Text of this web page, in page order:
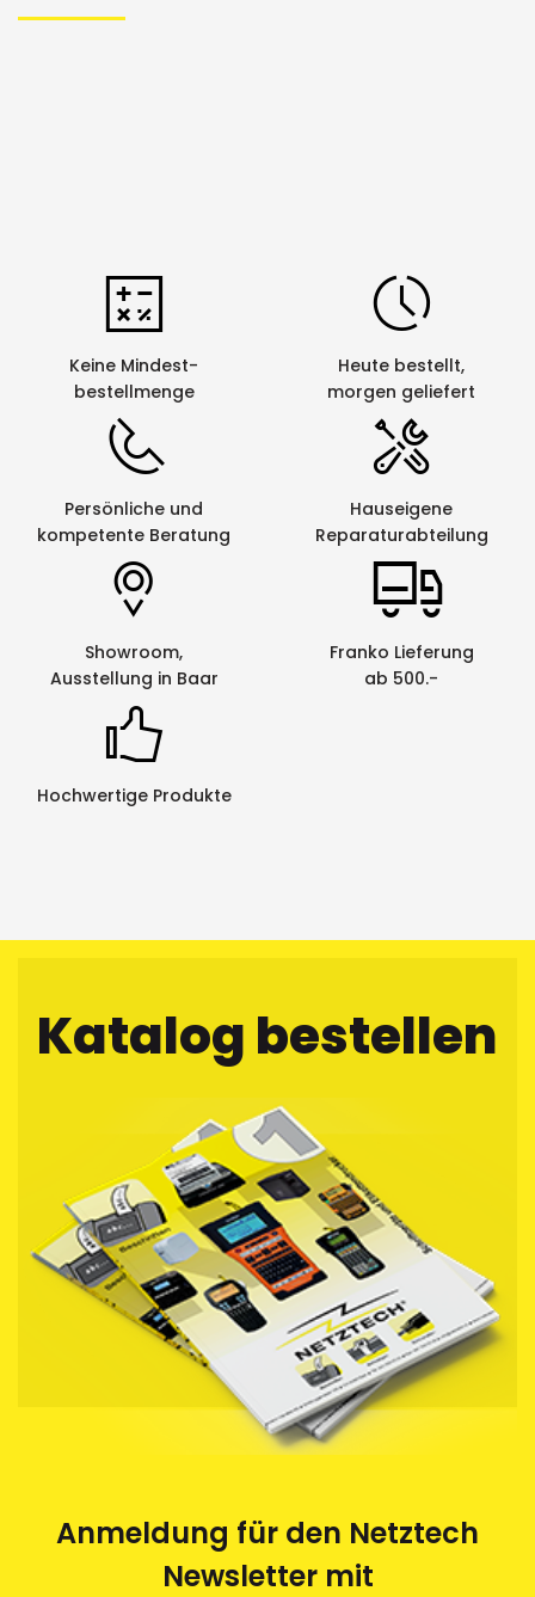
Keine Mindest-
bestellmenge
Heute bestellt,
morgen geliefert
Persönliche und
kompetente Beratung
Hauseigene
Reparaturabteilung
Showroom,
Ausstellung in Baar
Franko Lieferung
ab 500.-
Hochwertige Produkte
Katalog bestellen
Anmeldung für den Netztech
Newsletter mit